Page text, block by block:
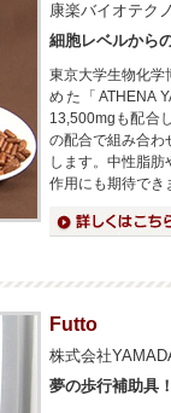
康楽バイオテク
細胞レベルから
東京大学生物化学
めた「ATHENA
13,500mgも配合
の配合で組み合わ
します。中性脂
作用にも期待でき
詳細はこちら
Futto
株式会社
夢の歩行補助具